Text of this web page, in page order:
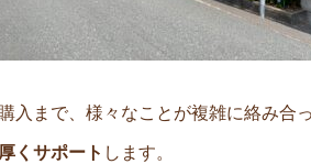
入まで、様々なことが複雑に絡み合
くサポート します。